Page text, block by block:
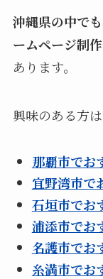
沖縄県の中で
ームページ制
あります。
興味のある方
那覇市でお
宜野湾市で
石垣市でお
浦添市でお
名護市でお
糸満市でお